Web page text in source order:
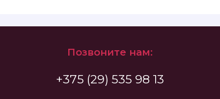
Позвоните нам:
+375 (29) 535 98 13